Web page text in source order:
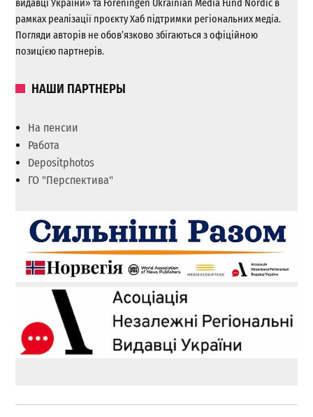
видавці України» та Foreningen Ukrainian Media Fund Nordic в
рамках реалізації проєкту Хаб підтримки регіональних медіа.
Погляди авторів не обов’язково збігаються з офіційною
позицією партнерів.
НАШИ ПАРТНЕРЫ
На пенсии
Работа
Depositphotos
ГО "Перспектива"